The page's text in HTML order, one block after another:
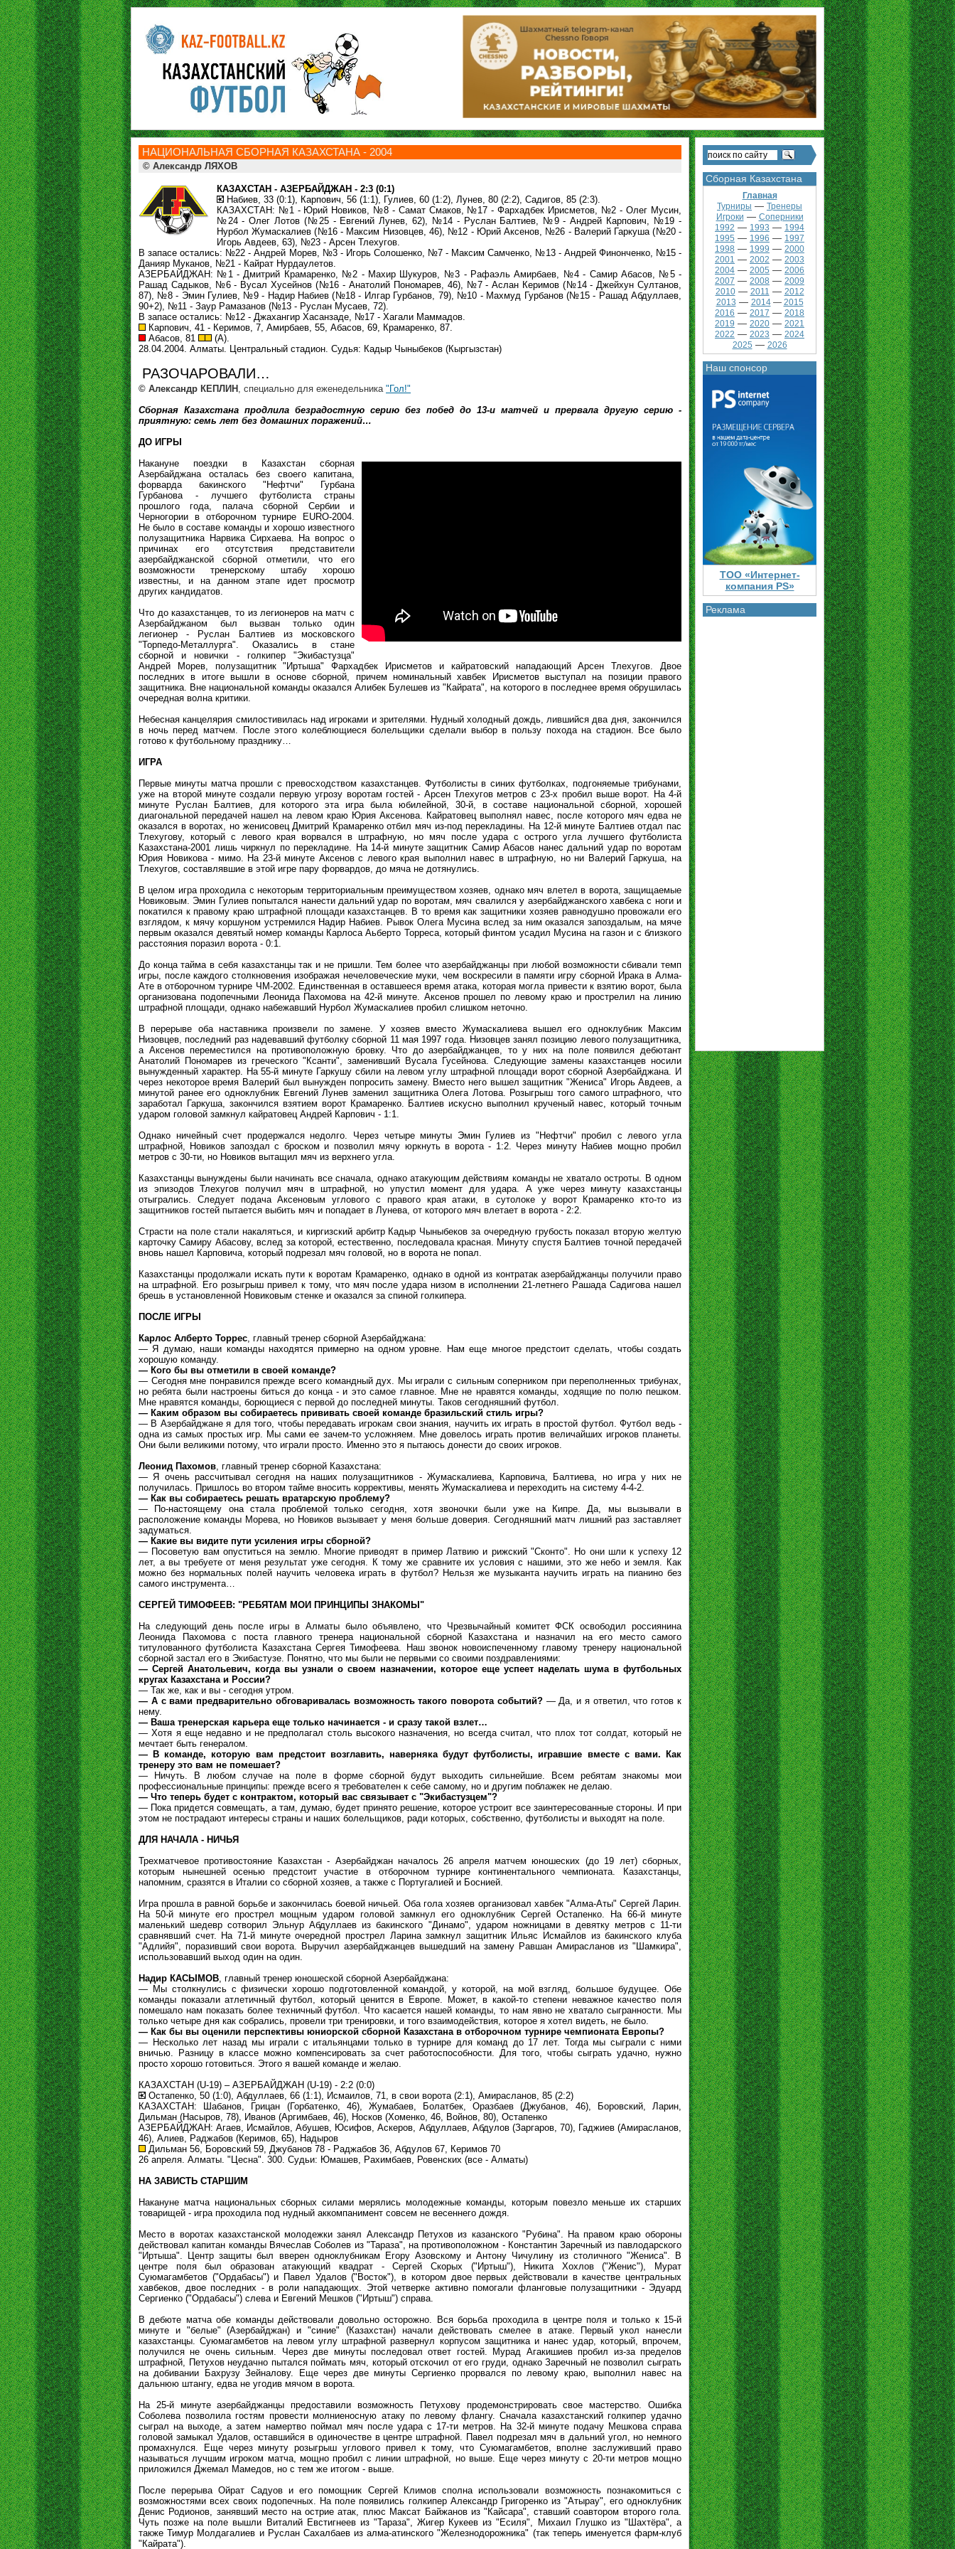
НАЦИОНАЛЬНАЯ СБОРНАЯ КАЗАХСТАНА - 2004
© Александр ЛЯХОВ
КАЗАХСТАН - АЗЕРБАЙДЖАН - 2:3 (0:1)
Набиев, 33 (0:1), Карпович, 56 (1:1), Гулиев, 60 (1:2), Лунев, 80 (2:2), Садигов, 85 (2:3).
КАЗАХСТАН: №1 - Юрий Новиков, №8 - Самат Смаков, №17 - Фархадбек Ирисметов, №2 - Олег Мусин,
№24 - Олег Лотов (№25 - Евгений Лунев, 62), №14 - Руслан Балтиев, №9 - Андрей Карпович, №19 -
Нурбол Жумаскалиев (№16 - Максим Низовцев, 46), №12 - Юрий Аксенов, №26 - Валерий Гаркуша (№20 -
Игорь Авдеев, 63), №23 - Арсен Тлехугов.
В запасе остались: №22 - Андрей Морев, №3 - Игорь Солошенко, №7 - Максим Самченко, №13 - Андрей Финонченко, №15 -
Данияр Муканов, №21 - Кайрат Нурдаулетов.
АЗЕРБАЙДЖАН: №1 - Дмитрий Крамаренко, №2 - Махир Шукуров, №3 - Рафаэль Амирбаев, №4 - Самир Абасов, №5 -
Рашад Садыков, №6 - Вусал Хусейнов (№16 - Анатолий Пономарев, 46), №7 - Аслан Керимов (№14 - Джейхун Султанов,
87), №8 - Эмин Гулиев, №9 - Надир Набиев (№18 - Илгар Гурбанов, 79), №10 - Махмуд Гурбанов (№15 - Рашад Абдуллаев,
90+2), №11 - Заур Рамазанов (№13 - Руслан Мусаев, 72).
В запасе остались: №12 - Джахангир Хасанзаде, №17 - Хагали Маммадов.
Карпович, 41 - Керимов, 7, Амирбаев, 55, Абасов, 69, Крамаренко, 87.
Абасов, 81
(А).
28.04.2004. Алматы. Центральный стадион. Судья: Кадыр Чыныбеков (Кыргызстан)
РАЗОЧАРОВАЛИ…
© Александр КЕПЛИН , специально для еженедельника "Гол!"
Сборная Казахстана продлила безрадостную серию без побед до 13-и матчей и прервала другую серию -
приятную: семь лет без домашних поражений…
ДО ИГРЫ
Накануне поездки в Казахстан сборная
Азербайджана осталась без своего капитана,
форварда бакинского "Нефтчи" Гурбана
Гурбанова - лучшего футболиста страны
прошлого года, палача сборной Сербии и
Черногории в отборочном турнире EURO-2004.
Не было в составе команды и хорошо известного
полузащитника Нарвика Сирхаева. На вопрос о
причинах его отсутствия представители
азербайджанской сборной отметили, что его
возможности тренерскому штабу хорошо
известны, и на данном этапе идет просмотр
других кандидатов.
Что до казахстанцев, то из легионеров на матч с
Азербайджаном был вызван только один
легионер - Руслан Балтиев из московского
"Торпедо-Металлурга". Оказались в стане
сборной и новички - голкипер "Экибастузца"
Андрей Морев, полузащитник "Иртыша" Фархадбек Ирисметов и кайратовский нападающий Арсен Тлехугов. Двое
последних в итоге вышли в основе сборной, причем номинальный хавбек Ирисметов выступал на позиции правого
защитника. Вне национальной команды оказался Алибек Булешев из "Кайрата", на которого в последнее время обрушилась
очередная волна критики.
Небесная канцелярия смилостивилась над игроками и зрителями. Нудный холодный дождь, лившийся два дня, закончился
в ночь перед матчем. После этого колеблющиеся болельщики сделали выбор в пользу похода на стадион. Все было
готово к футбольному празднику…
ИГРА
Первые минуты матча прошли с превосходством казахстанцев. Футболисты в синих футболках, подгоняемые трибунами,
уже на второй минуте создали первую угрозу воротам гостей - Арсен Тлехугов метров с 23-х пробил выше ворот. На 4-й
минуте Руслан Балтиев, для которого эта игра была юбилейной, 30-й, в составе национальной сборной, хорошей
диагональной передачей нашел на левом краю Юрия Аксенова. Кайратовец выполнял навес, после которого мяч едва не
оказался в воротах, но женисовец Дмитрий Крамаренко отбил мяч из-под перекладины. На 12-й минуте Балтиев отдал пас
Тлехугову, который с левого края ворвался в штрафную, но мяч после удара с острого угла лучшего футболиста
Казахстана-2001 лишь чиркнул по перекладине. На 14-й минуте защитник Самир Абасов нанес дальний удар по воротам
Юрия Новикова - мимо. На 23-й минуте Аксенов с левого края выполнил навес в штрафную, но ни Валерий Гаркуша, на
Тлехугов, составлявшие в этой игре пару форвардов, до мяча не дотянулись.
В целом игра проходила с некоторым территориальным преимуществом хозяев, однако мяч влетел в ворота, защищаемые
Новиковым. Эмин Гулиев попытался нанести дальний удар по воротам, мяч свалился у азербайджанского хавбека с ноги и
покатился к правому краю штрафной площади казахстанцев. В то время как защитники хозяев равнодушно провожали его
взглядом, к мячу коршуном устремился Надир Набиев. Рывок Олега Мусина вслед за ним оказался запоздалым, на мяче
первым оказался девятый номер команды Карлоса Аьберто Торреса, который финтом усадил Мусина на газон и с близкого
расстояния поразил ворота - 0:1.
До конца тайма в себя казахстанцы так и не пришли. Тем более что азербайджанцы при любой возможности сбивали темп
игры, после каждого столкновения изображая нечеловеческие муки, чем воскресили в памяти игру сборной Ирака в Алма-
Ате в отборочном турнире ЧМ-2002. Единственная в оставшееся время атака, которая могла привести к взятию ворот, была
организована подопечными Леонида Пахомова на 42-й минуте. Аксенов прошел по левому краю и прострелил на линию
штрафной площади, однако набежавший Нурбол Жумаскалиев пробил слишком неточно.
В перерыве оба наставника произвели по замене. У хозяев вместо Жумаскалиева вышел его одноклубник Максим
Низовцев, последний раз надевавший футболку сборной 11 мая 1997 года. Низовцев занял позицию левого полузащитника,
а Аксенов переместился на противоположную бровку. Что до азербайджанцев, то у них на поле появился дебютант
Анатолий Пономарев из греческого "Ксанти", заменивший Вусала Гусейнова. Следующие замены казахстанцев носили
вынужденный характер. На 55-й минуте Гаркушу сбили на левом углу штрафной площади ворот сборной Азербайджана. И
через некоторое время Валерий был вынужден попросить замену. Вместо него вышел защитник "Жениса" Игорь Авдеев, а
минутой ранее его одноклубник Евгений Лунев заменил защитника Олега Лотова. Розыгрыш того самого штрафного, что
заработал Гаркуша, закончился взятием ворот Крамаренко. Балтиев искусно выполнил крученый навес, который точным
ударом головой замкнул кайратовец Андрей Карпович - 1:1.
Однако ничейный счет продержался недолго. Через четыре минуты Эмин Гулиев из "Нефтчи" пробил с левого угла
штрафной, Новиков запоздал с броском и позволил мячу юркнуть в ворота - 1:2. Через минуту Набиев мощно пробил
метров с 30-ти, но Новиков вытащил мяч из верхнего угла.
Казахстанцы вынуждены были начинать все сначала, однако атакующим действиям команды не хватало остроты. В одном
из эпизодов Тлехугов получил мяч в штрафной, но упустил момент для удара. А уже через минуту казахстанцы
отыгрались. Следует подача Аксеновым углового с правого края атаки, в сутолоке у ворот Крамаренко кто-то из
защитников гостей пытается выбить мяч и попадает в Лунева, от которого мяч влетает в ворота - 2:2.
Страсти на поле стали накаляться, и киргизский арбитр Кадыр Чыныбеков за очередную грубость показал вторую желтую
карточку Самиру Абасову, вслед за которой, естественно, последовала красная. Минуту спустя Балтиев точной передачей
вновь нашел Карповича, который подрезал мяч головой, но в ворота не попал.
Казахстанцы продолжали искать пути к воротам Крамаренко, однако в одной из контратак азербайджанцы получили право
на штрафной. Его розыгрыш привел к тому, что мяч после удара низом в исполнении 21-летнего Рашада Садигова нашел
брешь в установленной Новиковым стенке и оказался за спиной голкипера.
ПОСЛЕ ИГРЫ
Карлос Алберто Торрес, главный тренер сборной Азербайджана:
— Я думаю, наши команды находятся примерно на одном уровне. Нам еще многое предстоит сделать, чтобы создать
хорошую команду.
— Кого бы вы отметили в своей команде?
— Сегодня мне понравился прежде всего командный дух. Мы играли с сильным соперником при переполненных трибунах,
но ребята были настроены биться до конца - и это самое главное. Мне не нравятся команды, ходящие по полю пешком.
Мне нравятся команды, борющиеся с первой до последней минуты. Таков сегодняшний футбол.
— Каким образом вы собираетесь прививать своей команде бразильский стиль игры?
— В Азербайджане я для того, чтобы передавать игрокам свои знания, научить их играть в простой футбол. Футбол ведь -
одна из самых простых игр. Мы сами ее зачем-то усложняем. Мне довелось играть против величайших игроков планеты.
Они были великими потому, что играли просто. Именно это я пытаюсь донести до своих игроков.
Леонид Пахомов, главный тренер сборной Казахстана:
— Я очень рассчитывал сегодня на наших полузащитников - Жумаскалиева, Карповича, Балтиева, но игра у них не
получилась. Пришлось во втором тайме вносить коррективы, менять Жумаскалиева и переходить на систему 4-4-2.
— Как вы собираетесь решать вратарскую проблему?
— По-настоящему она стала проблемой только сегодня, хотя звоночки были уже на Кипре. Да, мы вызывали в
расположение команды Морева, но Новиков вызывает у меня больше доверия. Сегодняшний матч лишний раз заставляет
задуматься.
— Какие вы видите пути усиления игры сборной?
— Посоветую вам опуститься на землю. Многие приводят в пример Латвию и рижский "Сконто". Но они шли к успеху 12
лет, а вы требуете от меня результат уже сегодня. К тому же сравните их условия с нашими, это же небо и земля. Как
можно без нормальных полей научить человека играть в футбол? Нельзя же музыканта научить играть на пианино без
самого инструмента…
СЕРГЕЙ ТИМОФЕЕВ: "РЕБЯТАМ МОИ ПРИНЦИПЫ ЗНАКОМЫ"
На следующий день после игры в Алматы было объявлено, что Чрезвычайный комитет ФСК освободил россиянина
Леонида Пахомова с поста главного тренера национальной сборной Казахстана и назначил на его место самого
титулованного футболиста Казахстана Сергея Тимофеева. Наш звонок новоиспеченному главому тренеру национальной
сборной застал его в Экибастузе. Понятно, что мы были не первыми со своими поздравлениями:
— Сергей Анатольевич, когда вы узнали о своем назначении, которое еще успеет наделать шума в футбольных
кругах Казахстана и России?
— Так же, как и вы - сегодня утром.
— А с вами предварительно обговаривалась возможность такого поворота событий?— Да, и я ответил, что готов к
нему.
— Ваша тренерская карьера еще только начинается - и сразу такой взлет…
— Хотя я еще недавно и не предполагал столь высокого назначения, но всегда считал, что плох тот солдат, который не
мечтает быть генералом.
— В команде, которую вам предстоит возглавить, наверняка будут футболисты, игравшие вместе с вами. Как
тренеру это вам не помешает?
— Ничуть. В любом случае на поле в форме сборной будут выходить сильнейшие. Всем ребятам знакомы мои
профессиональные принципы: прежде всего я требователен к себе самому, но и другим поблажек не делаю.
— Что теперь будет с контрактом, который вас связывает с "Экибастузцем"?
— Пока придется совмещать, а там, думаю, будет принято решение, которое устроит все заинтересованные стороны. И при
этом не пострадают интересы страны и наших болельщиков, ради которых, собственно, футболисты и выходят на поле.
ДЛЯ НАЧАЛА - НИЧЬЯ
Трехматчевое противостояние Казахстан - Азербайджан началось 26 апреля матчем юношеских (до 19 лет) сборных,
которым нынешней осенью предстоит участие в отборочном турнире континентального чемпионата. Казахстанцы,
напомним, сразятся в Италии со сборной хозяев, а также с Португалией и Боснией.
Игра прошла в равной борьбе и закончилась боевой ничьей. Оба гола хозяев организовал хавбек "Алма-Аты" Сергей Ларин.
На 50-й минуте его прострел мощным ударом головой замкнул его одноклубник Сергей Остапенко. На 66-й минуте
маленький шедевр сотворил Эльнур Абдуллаев из бакинского "Динамо", ударом ножницами в девятку метров с 11-ти
сравнявший счет. На 71-й минуте очередной прострел Ларина замкнул защитник Ильяс Исмайлов из бакинского клуба
"Адлийя", поразивший свои ворота. Выручил азербайджанцев вышедший на замену Равшан Амирасланов из "Шамкира",
использовавший выход один на один.
Надир КАСЫМОВ, главный тренер юношеской сборной Азербайджана:
— Мы столкнулись с физически хорошо подготовленной командой, у которой, на мой взгляд, большое будущее. Обе
команды показали атлетичный футбол, который ценится в Европе. Может, в какой-то степени неважное качество поля
помешало нам показать более техничный футбол. Что касается нашей команды, то нам явно не хватало сыгранности. Мы
только четыре дня как собрались, провели три тренировки, и того взаимодействия, которое я хотел видеть, не было.
— Как бы вы оценили перспективы юниорской сборной Казахстана в отборочном турнире чемпионата Европы?
— Несколько лет назад мы играли с итальянцами только в турнире для команд до 17 лет. Тогда мы сыграли с ними
вничью. Разницу в классе можно компенсировать за счет работоспособности. Для того, чтобы сыграть удачно, нужно
просто хорошо готовиться. Этого я вашей команде и желаю.
КАЗАХСТАН (U-19) – АЗЕРБАЙДЖАН (U-19) - 2:2 (0:0)
Остапенко, 50 (1:0), Абдуллаев, 66 (1:1), Исмаилов, 71, в свои ворота (2:1), Амирасланов, 85 (2:2)
КАЗАХСТАН: Шабанов, Грицан (Горбатенко, 46), Жумабаев, Болатбек, Оразбаев (Джубанов, 46), Боровский, Ларин,
Дильман (Насыров, 78), Иванов (Аргимбаев, 46), Носков (Хоменко, 46, Войнов, 80), Остапенко
АЗЕРБАЙДЖАН: Агаев, Исмайлов, Абушев, Юсифов, Аскеров, Абдуллаев, Абдулов (Заргаров, 70), Гаджиев (Амирасланов,
46), Алиев, Раджабов (Керимов, 65), Надыров
Дильман 56, Боровский 59, Джубанов 78 - Раджабов 36, Абдулов 67, Керимов 70
26 апреля. Алматы. "Цесна". 300. Судьи: Юмашев, Рахимбаев, Ровенских (все - Алматы)
НА ЗАВИСТЬ СТАРШИМ
Накануне матча национальных сборных силами мерялись молодежные команды, которым повезло меньше их старших
товарищей - игра проходила под нудный аккомпанимент совсем не весеннего дождя.
Место в воротах казахстанской молодежки занял Александр Петухов из казанского "Рубина". На правом краю обороны
действовал капитан команды Вячеслав Соболев из "Тараза", на противоположном - Константин Заречный из павлодарского
"Иртыша". Центр защиты был вверен одноклубникам Егору Азовскому и Антону Чичулину из столичного "Жениса". В
центре поля был образован атакующий квадрат - Сергей Скорых ("Иртыш"), Никита Хохлов ("Женис"), Мурат
Суюмагамбетов ("Ордабасы") и Павел Удалов ("Восток"), в котором двое первых действовали в качестве центральных
хавбеков, двое последних - в роли нападающих. Этой четверке активно помогали фланговые полузащитники - Эдуард
Сергиенко ("Ордабасы") слева и Евгений Мешков ("Иртыш") справа.
В дебюте матча обе команды действовали довольно осторожно. Вся борьба проходила в центре поля и только к 15-й
минуте и "белые" (Азербайджан) и "синие" (Казахстан) начали действовать смелее в атаке. Первый укол нанесли
казахстанцы. Суюмагамбетов на левом углу штрафной развернул корпусом защитника и нанес удар, который, впрочем,
получился не очень сильным. Через две минуты последовал ответ гостей. Мурад Агакишиев пробил из-за пределов
штрафной, Петухов неудачно пытался поймать мяч, который отскочил от его груди, однако Заречный не позволил сыграть
на добивании Бахрузу Зейналову. Еще через две минуты Сергиенко прорвался по левому краю, выполнил навес на
дальнюю штангу, едва не угодив мячом в ворота.
На 25-й минуте азербайджанцы предоставили возможность Петухову продемонстрировать свое мастерство. Ошибка
Соболева позволила гостям провести молниеносную атаку по левому флангу. Сначала казахстанский голкипер удачно
сыграл на выходе, а затем намертво поймал мяч после удара с 17-ти метров. На 32-й минуте подачу Мешкова справа
головой замыкал Удалов, оставшийся в одиночестве в центре штрафной. Павел подрезал мяч в дальний угол, но немного
промахнулся. Еще через минуту розыгрыш углового привел к тому, что Суюмагамбетов, вполне заслуживший право
называться лучшим игроком матча, мощно пробил с линии штрафной, но выше. Еще через минуту с 20-ти метров мощно
приложился Джемал Мамедов, но с тем же итогом - выше.
После перерыва Ойрат Садуов и его помощник Сергей Климов сполна использовали возможность познакомиться с
возможностями всех своих подопечных. На поле появились голкипер Александр Григоренко из "Атырау", его одноклубник
Денис Родионов, занявший место на острие атак, плюс Максат Байжанов из "Кайсара", ставший соавтором второго гола.
Чуть позже на поле вышли Виталий Евстигнеев из "Тараза", Жигер Кукеев из "Есиля", Михаил Глушко из "Шахтёра", а
также Тимур Молдагалиев и Руслан Сахалбаев из алма-атинского "Железнодорожника" (так теперь именуется фарм-клуб
"Кайрата").
Сборная Казахстана
Главная
Турниры — Тренеры
Игроки — Соперники
1992 — 1993 — 1994
1995 — 1996 — 1997
1998 — 1999 — 2000
2001 — 2002 — 2003
2004 — 2005 — 2006
2007 — 2008 — 2009
2010— 2011 — 2012
2013 — 2014— 2015
2016 — 2017 — 2018
2019 — 2020 — 2021
2022 — 2023 — 2024
2025 — 2026
Наш спонсор
ТОО «Интернет-
компания PS»
Реклама